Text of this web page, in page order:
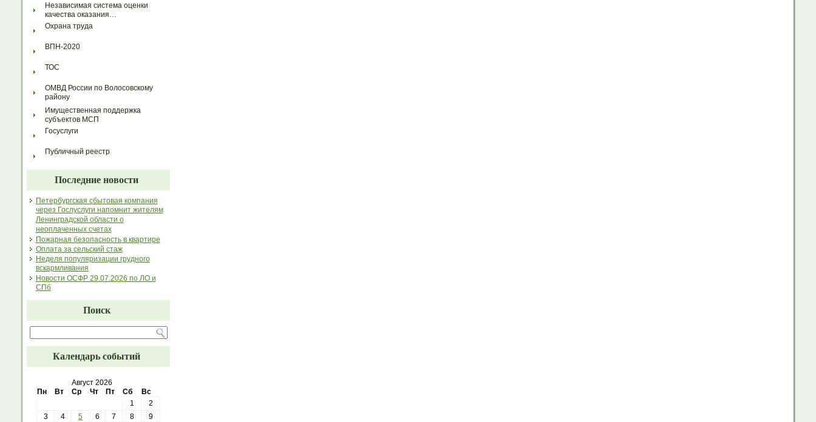
Независимая система оценки
качества оказания…
Охрана труда
ВПН-2020
ТОС
ОМВД России по Волосовскому
району
Имущественная поддержка
субъектов МСП
Госуслуги
Публичный реестр
Последние новости
Петербургская сбытовая компания
через Гослуслуги напомнит жителям
Ленинградской области о
неоплаченных счетах
Пожарная безопасность в квартире
Оплата за сельский стаж
Неделя популяризации грудного
вскармливания
Новости ОСФР 29.07.2026 по ЛО и
СПб
Поиск
Календарь событий
Август 2026
Пн
Вт Ср Чт Пт Сб
Вс
1
2
3
4 5 6 7 8
9